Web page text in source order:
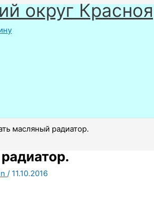
округ
масляный радиатор.
/ 11.10.2016